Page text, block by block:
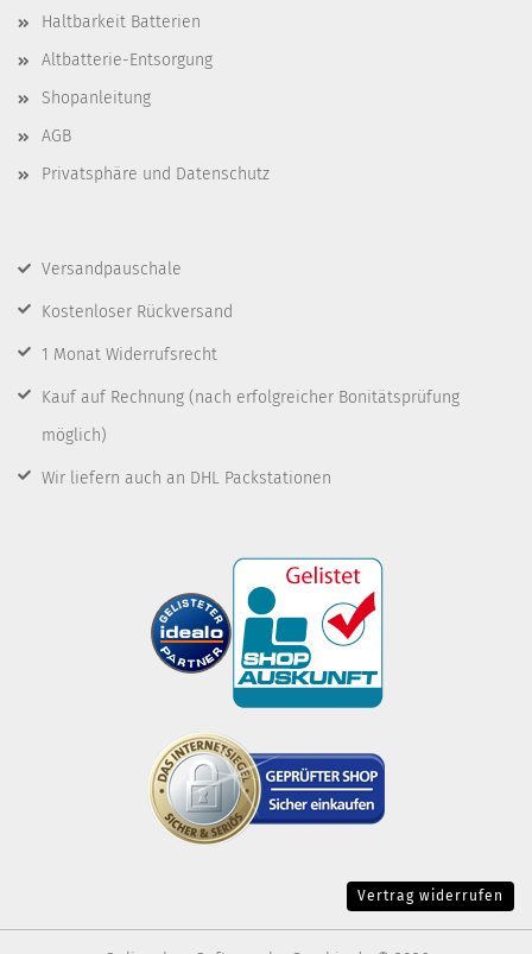
Haltbarkeit Batterien
Altbatterie-Entsorgung
Shopanleitung
AGB
Privatsphäre und Datenschutz
Versandpauschale
Kostenloser Rückversand
1 Monat Widerrufsrecht
Kauf auf Rechnung (nach erfolgreicher Bonitätsprüfung
möglich)
Wir liefern auch an DHL Packstationen
Vertrag widerrufen